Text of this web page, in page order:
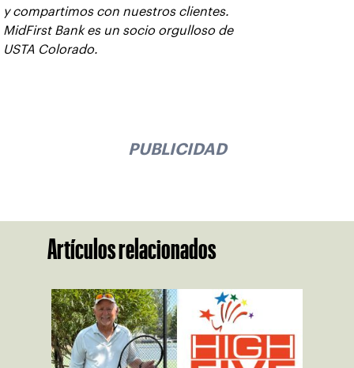
y compartimos con nuestros clientes.
MidFirst Bank es un socio orgulloso de
USTA Colorado.
PUBLICIDAD
Artículos relacionados